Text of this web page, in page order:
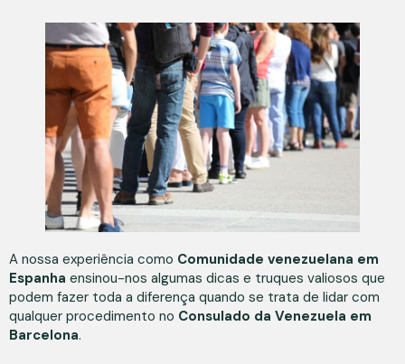
A nossa experiência como Comunidade venezuelana em
Espanha ensinou-nos algumas dicas e truques valiosos que
podem fazer toda a diferença quando se trata de lidar com
qualquer procedimento no Consulado da Venezuela em
Barcelona.